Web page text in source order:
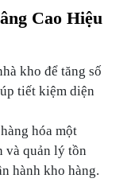
Cao Hiệu
kho để tăng số
tiết kiệm diện
hóa một
và quản lý tồn
hành kho hàng.